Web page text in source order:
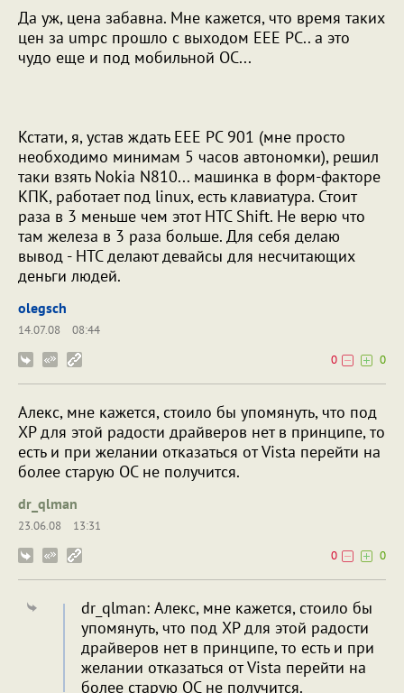
Да уж, цена забавна. Мне кажется, что время таких
цен за umpc прошло с выходом EEE PC.. а это
чудо еще и под мобильной ОС...
Кстати, я, устав ждать EEE PC 901 (мне просто
необходимо минимам 5 часов автономки), решил
таки взять Nokia N810... машинка в форм-факторе
КПК, работает под linux, есть клавиатура. Стоит
раза в 3 меньше чем этот HTC Shift. Не верю что
там железа в 3 раза больше. Для себя делаю
вывод - HTC делают девайсы для несчитающих
деньги людей.
olegsch
14.07.08
08:44
0
0
Алекс, мне кажется, стоило бы упомянуть, что под
XP для этой радости драйверов нет в принципе, то
есть и при желании отказаться от Vista перейти на
более старую ОС не получится.
dr_qlman
23.06.08
13:31
0
0
dr_qlman: Алекс, мне кажется, стоило бы
упомянуть, что под XP для этой радости
драйверов нет в принципе, то есть и при
желании отказаться от Vista перейти на
более старую ОС не получится.